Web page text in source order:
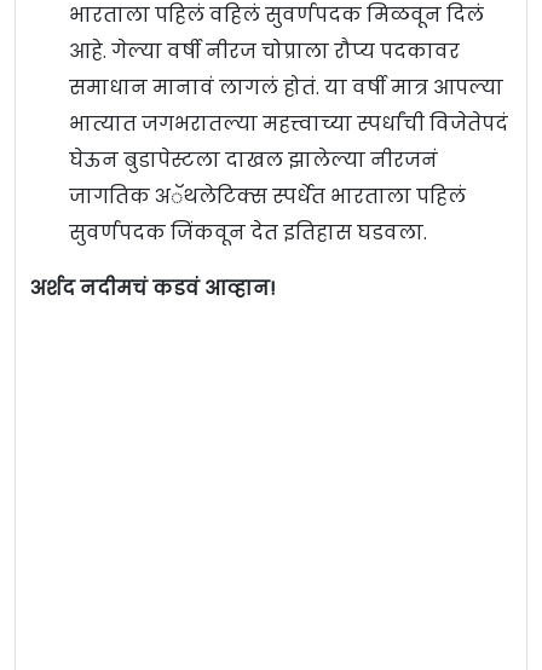
भारताला पहिलं वहिलं सुवर्णपदक मिळवून दिलं
आहे. गेल्या वर्षी नीरज चोप्राला रौप्य पदकावर
समाधान मानावं लागलं होतं. या वर्षी मात्र आपल्या
भात्यात जगभरातल्या महत्त्वाच्या स्पर्धांची विजेतेपदं
घेऊन बुडापेस्टला दाखल झालेल्या नीरजनं
जागतिक अॅथलेटिक्स स्पर्धेत भारताला पहिलं
सुवर्णपदक जिंकवून देत इतिहास घडवला.
अर्शद नदीमचं कडवं आव्हान!